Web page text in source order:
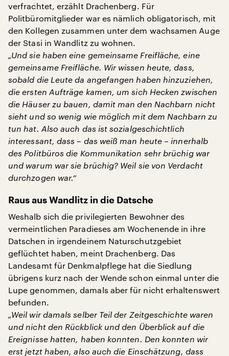
verfrachtet, erzählt Drachenberg. Für
Politbüromitglieder war es nämlich obligatorisch, mit
den Kollegen zusammen unter dem wachsamen Auge
der Stasi in Wandlitz zu wohnen.
„Und sie haben eine gemeinsame Freifläche, eine
gemeinsame Freifläche. Wir wissen heute, dass,
sobald die Leute da angefangen haben hinzuziehen,
die ersten Aufträge kamen, um sich Hecken zwischen
die Häuser zu bauen, damit man den Nachbarn nicht
sieht und so wenig wie möglich mit dem Nachbarn zu
tun hat. Also auch das ist sozialgeschichtlich
interessant, dass – das weiß man heute – innerhalb
des Politbüros die Kommunikation sehr brüchig war
und warum war sie brüchig? Weil sie von Verdacht
durchzogen war.“
Raus aus Wandlitz in die Datsche
Weshalb sich die privilegierten Bewohner des
vermeintlichen Paradieses am Wochenende in ihre
Datschen in irgendeinem Naturschutzgebiet
geflüchtet haben, meint Drachenberg. Das
Landesamt für Denkmalpflege hat die Siedlung
übrigens kurz nach der Wende schon einmal unter die
Lupe genommen, damals aber für nicht erhaltenswert
befunden.
„Weil wir damals selber Teil der Zeitgeschichte waren
und nicht den Rückblick und den Überblick auf die
Ereignisse hatten, haben konnten. Den konnten wir
erst jetzt haben, also auch die Einschätzung, dass